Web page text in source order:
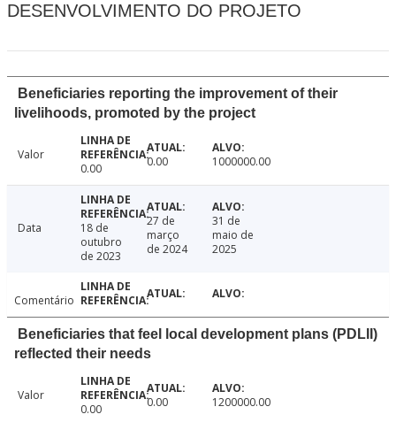
DESENVOLVIMENTO DO PROJETO
Beneficiaries reporting the improvement of their
livelihoods, promoted by the project
Valor
0.00
0.00 1000000.00
Data
18 de
outubro
de 2023
27 de
março
de 2024
31 de
maio de
2025
Comentário
Beneficiaries that feel local development plans (PDLII)
reflected their needs
Valor
0.00
0.00 1200000.00